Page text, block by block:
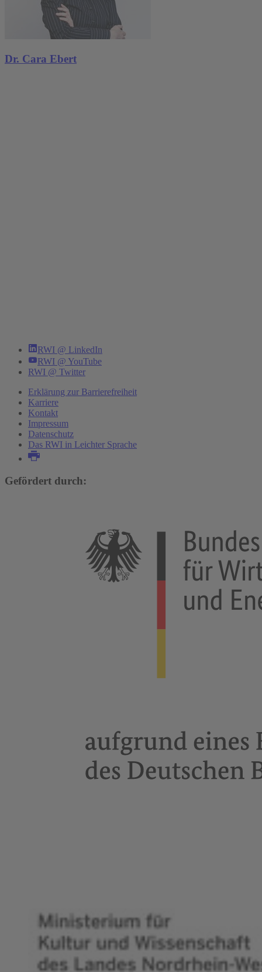
Dr. Cara Ebert
RWI @ LinkedIn
RWI @ YouTube
RWI @ Twitter
Erklärung zur Barrierefreiheit
Karriere
Kontakt
Impressum
Datenschutz
Das RWI in Leichter Sprache
Gefördert durch: